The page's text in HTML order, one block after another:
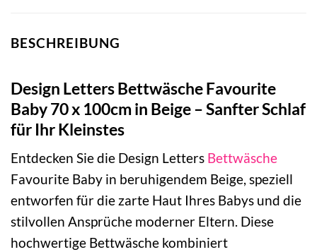
BESCHREIBUNG
Design Letters Bettwäsche Favourite
Baby 70 x 100cm in Beige – Sanfter Schlaf
für Ihr Kleinstes
Entdecken Sie die Design Letters Bettwäsche
Favourite Baby in beruhigendem Beige, speziell
entworfen für die zarte Haut Ihres Babys und die
stilvollen Ansprüche moderner Eltern. Diese
hochwertige Bettwäsche kombiniert